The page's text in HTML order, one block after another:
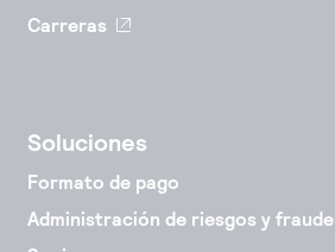
Carreras
Soluciones
Formato de pago
Administración de riesgos y fraude